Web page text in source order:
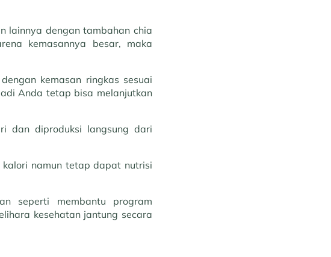
lainnya dengan tambahan chia
kemasannya besar, maka
kemasan ringkas sesuai
Anda tetap bisa melanjutkan
dan diproduksi langsung dari
namun tetap dapat nutrisi
seperti membantu program
kesehatan jantung secara